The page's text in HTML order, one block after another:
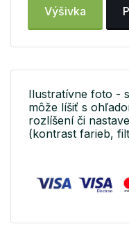
Výšivka
Ilustratívne foto -
môže líšiť s
rozlíšení či
(kontrast farieb,